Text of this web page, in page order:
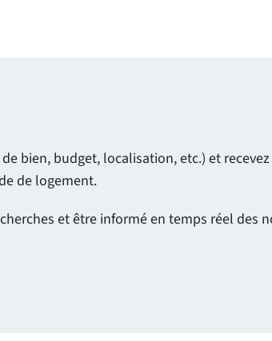
bien, budget, localisation, etc.) et
de logement.
et être informé en temps réel des